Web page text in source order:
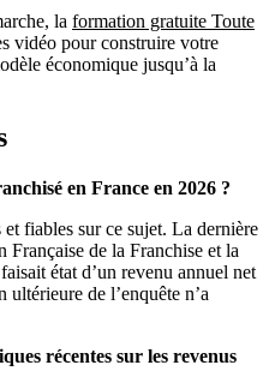
la formation gratuite Toute
vidéo pour construire votre
économique jusqu’à la
en France en 2026 ?
et fiables sur ce sujet. La dernière
Française de la Franchise et la
état d’un revenu annuel net
de l’enquête n’a
récentes sur les revenus